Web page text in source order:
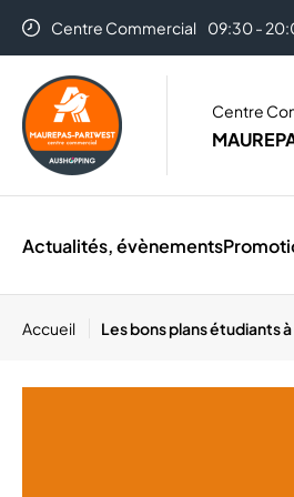
Centre Commercial 09:30 -
Centre
Actualités, évènements
Accueil Les bons plans étudiants